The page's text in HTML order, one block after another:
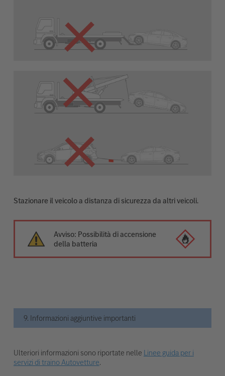
Stazionare il veicolo a distanza di sicurezza da altri veicoli.
Avviso: Possibilità di accensione
della batteria
9. Informazioni aggiuntive importanti
Ulteriori informazioni sono riportate nelle Linee guida per i
servizi di traino Autovetture.